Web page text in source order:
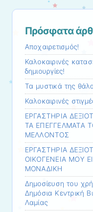
Πρόσφατα
Αποχαιρετισμός!
Καλοκαιρινές
δημιουργίες!
Τα μυστικά της
Καλοκαιρινές
ΕΡΓΑΣΤΗΡΙΑ
ΤΑ ΕΠΕΓΓΕΛΜΑΤΑ
ΜΕΛΛΟΝΤΟΣ
ΕΡΓΑΣΤΗΡΙΑ
ΟΙΚΟΓΕΝΕΙΑ ΜΟΥ
ΜΟΝΑΔΙΚΗ
Δημοσίευση του
Δημόσια Κεντρική
Λαμίας